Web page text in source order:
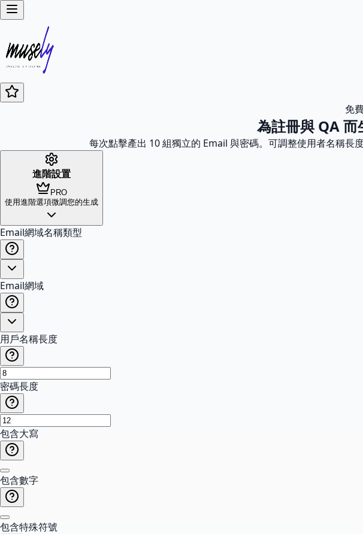
免
為註冊與 QA
每次點擊產出 10 組獨立的 Email 與密碼。可調整使用者名稱長
進階設置
PRO
使用進階選項微調您的生成
Email網域名稱類型
Email網域
用戶名稱長度
密碼長度
包含大寫
包含數字
包含特殊符號